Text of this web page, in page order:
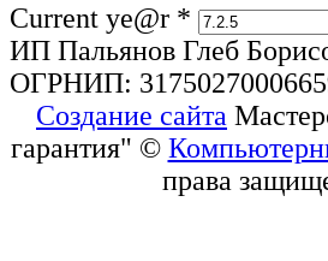
Current ye@r *
ИП Пальянов Глеб
ОГРНИП:
Создание сайта
гарантия" ©
права